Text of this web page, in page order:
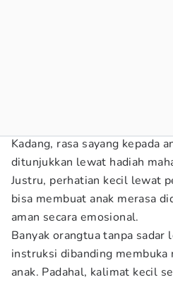
Kadang, rasa sayang kepada
ditunjukkan lewat hadiah
Justru, perhatian kecil lewat
bisa membuat anak merasa
aman secara emosional.
Banyak orangtua tanpa
instruksi dibanding membuka
anak. Padahal, kalimat kecil